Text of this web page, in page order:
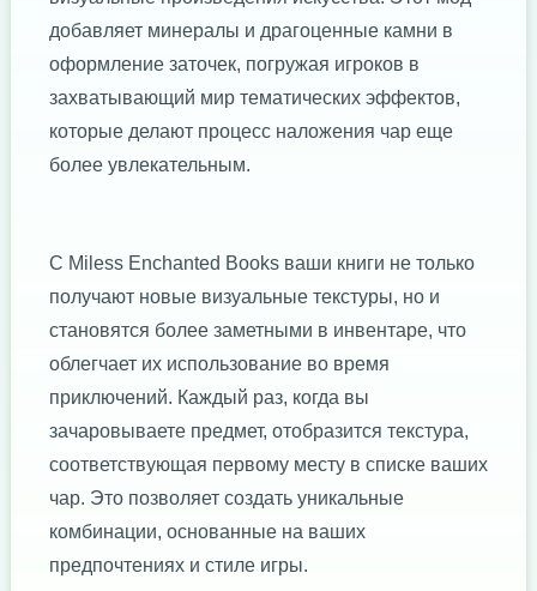
добавляет минералы и драгоценные камни в
оформление заточек, погружая игроков в
захватывающий мир тематических эффектов,
которые делают процесс наложения чар еще
более увлекательным.
С Miless Enchanted Books ваши книги не только
получают новые визуальные текстуры, но и
становятся более заметными в инвентаре, что
облегчает их использование во время
приключений. Каждый раз, когда вы
зачаровываете предмет, отобразится текстура,
соответствующая первому месту в списке ваших
чар. Это позволяет создать уникальные
комбинации, основанные на ваших
предпочтениях и стиле игры.